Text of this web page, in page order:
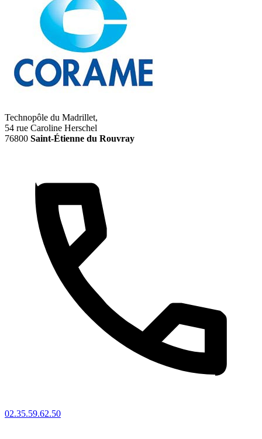
Technopôle du Madrillet,
54 rue Caroline Herschel
76800 Saint-Étienne du Rouvray
02.35.59.62.50